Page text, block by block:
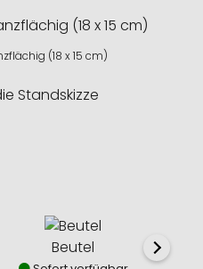
(18 x 15 cm)
Standskizze
Beutel